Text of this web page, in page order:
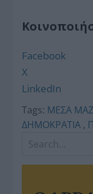
Facebook
X
LinkedIn
Tags: ΜΕΣΑ
ΔΗΜΟΚΡΑΤΙΑ ,